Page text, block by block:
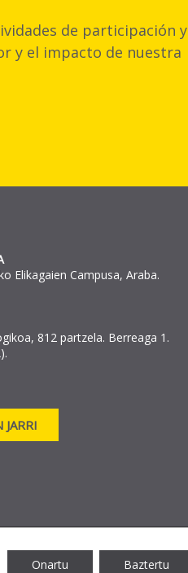
de participación y
y el impacto de nuestra
Elikagaien Campusa, Araba.
812 partzela. Berreaga 1.
JARRI
Onartu Baztertu